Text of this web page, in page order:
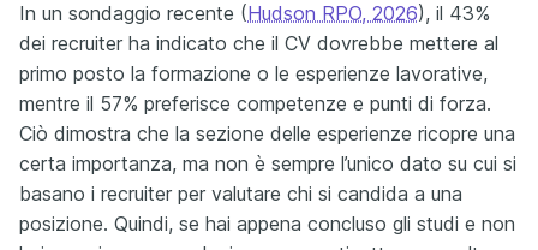
In un sondaggio recente (Hudson RPO, 2026), il 43%
dei recruiter ha indicato che il CV dovrebbe mettere al
primo posto la formazione o le esperienze lavorative,
mentre il 57% preferisce competenze e punti di forza.
Ciò dimostra che la sezione delle esperienze ricopre una
certa importanza, ma non è sempre l’unico dato su cui si
basano i recruiter per valutare chi si candida a una
posizione. Quindi, se hai appena concluso gli studi e non